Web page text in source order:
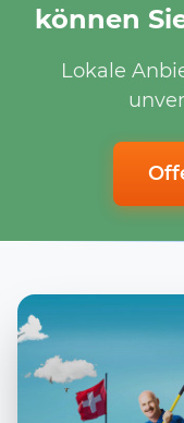
können
Lokale